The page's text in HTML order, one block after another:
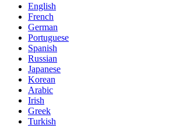
English
French
German
Portuguese
Spanish
Russian
Japanese
Korean
Arabic
Irish
Greek
Turkish